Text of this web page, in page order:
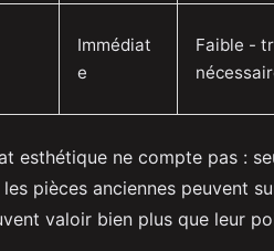
Immédiat
e
Faible -
esthétique ne compte pas :
pièces anciennes peuvent
valoir bien plus que leur